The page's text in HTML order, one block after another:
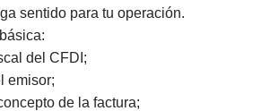
sentido para tu operación.
del CFDI;
emisor;
de la factura;